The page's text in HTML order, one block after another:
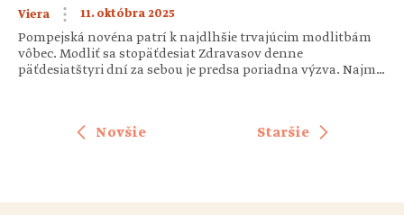
Viera 11. októbra 2025
Pompejská novéna patrí k najdlhšie trvajúcim modlitbám
vôbec. Modliť sa stopäťdesiat Zdravasov denne
päťdesiatštyri dní za sebou je predsa poriadna výzva. Najmä
Novšie
Staršie